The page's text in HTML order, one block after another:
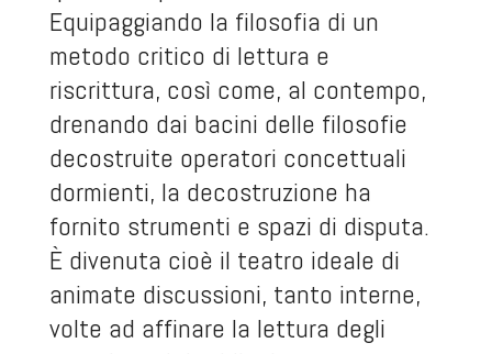
Equipaggiando la filosofia di un
metodo critico di lettura e
riscrittura, così come, al contempo,
drenando dai bacini delle filosofie
decostruite operatori concettuali
dormienti, la decostruzione ha
fornito strumenti e spazi di disputa.
È divenuta cioè il teatro ideale di
animate discussioni, tanto interne,
volte ad affinare la lettura degli